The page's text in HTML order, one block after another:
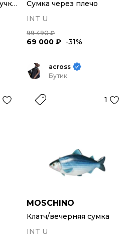
Сумка с короткими ручками
Сумка через плечо
INT U
99 490 ₽
69 000 ₽ -31%
across
Бутик
1
MOSCHINO
Клатч/вечерняя сумка
INT U